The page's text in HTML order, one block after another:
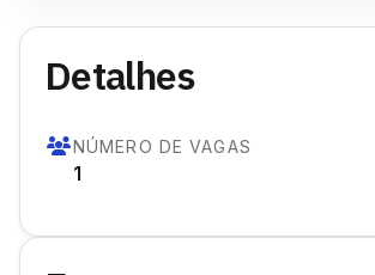
Detalhes
NÚMERO DE VAGAS
1